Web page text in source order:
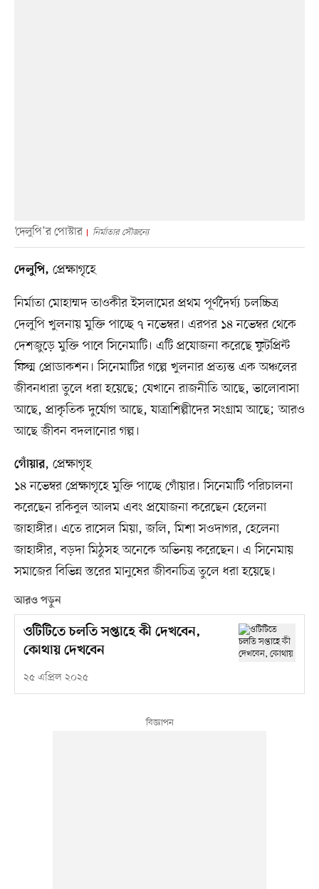
‘দেলুপি’র পোস্টার নির্মাতার সৌজন্যে
দেলুপি, প্রেক্ষাগৃহে
নির্মাতা মোহাম্মদ তাওকীর ইসলামের প্রথম পূর্ণদৈর্ঘ্য চলচ্চিত্র
দেলুপি খুলনায় মুক্তি পাচ্ছে ৭ নভেম্বর। এরপর ১৪ নভেম্বর থেকে
দেশজুড়ে মুক্তি পাবে সিনেমাটি। এটি প্রযোজনা করেছে ফুটপ্রিন্ট
ফিল্ম প্রোডাকশন। সিনেমাটির গল্পে খুলনার প্রত্যন্ত এক অঞ্চলের
জীবনধারা তুলে ধরা হয়েছে; যেখানে রাজনীতি আছে, ভালোবাসা
আছে, প্রাকৃতিক দুর্যোগ আছে, যাত্রাশিল্পীদের সংগ্রাম আছে; আরও
আছে জীবন বদলানোর গল্প।
গোঁয়ার, প্রেক্ষাগৃহ
১৪ নভেম্বর প্রেক্ষাগৃহে মুক্তি পাচ্ছে গোঁয়ার। সিনেমাটি পরিচালনা
করেছেন রকিবুল আলম এবং প্রযোজনা করেছেন হেলেনা
জাহাঙ্গীর। এতে রাসেল মিয়া, জলি, মিশা সওদাগর, হেলেনা
জাহাঙ্গীর, বড়দা মিঠুসহ অনেকে অভিনয় করেছেন। এ সিনেমায়
সমাজের বিভিন্ন স্তরের মানুষের জীবনচিত্র তুলে ধরা হয়েছে।
আরও পড়ুন
ওটিটিতে চলতি সপ্তাহে কী দেখবেন,
কোথায় দেখবেন
২৫ এপ্রিল ২০২৫